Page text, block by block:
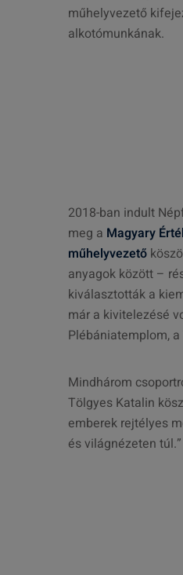
műhelyvezető
alkotómunkának.
2018-ban indult
meg a Magyary
műhelyvezető
anyagok között –
kiválasztották a
már a kivitelezésé
Plébániatemplom,
Mindhárom
Tölgyes Katalin
emberek rejtélyes
és világnézeten